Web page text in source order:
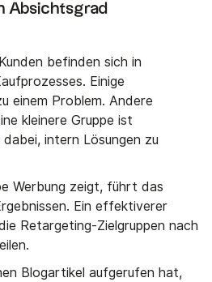
Absichtsgrad
befinden sich in
Einige
einem Problem. Andere
kleinere Gruppe ist
intern Lösungen zu
Werbung zeigt, führt das
Ein effektiverer
Retargeting-Zielgruppen nach
Blogartikel aufgerufen hat,